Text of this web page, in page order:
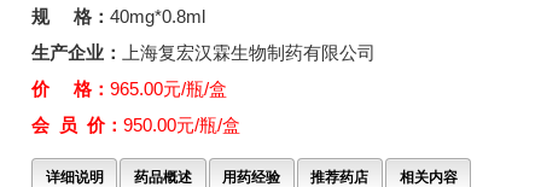
规 格： 40mg*0.8ml
生产企业：
上海复宏汉霖生物制药有限公司
价 格： 965.00元/瓶/盒
会 员 价： 950.00元/瓶/盒
详细说明 药品概述 用药经验 推荐药店 相关内容